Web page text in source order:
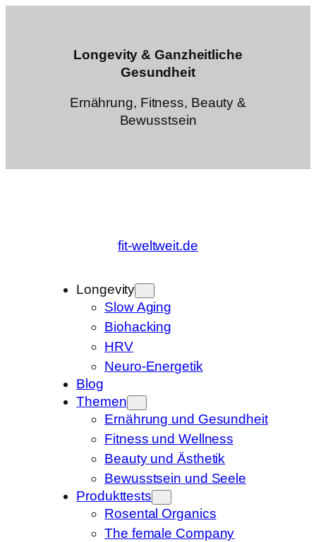
Longevity & Ganzheitliche
Gesundheit
Ernährung, Fitness, Beauty &
Bewusstsein
fit-weltweit.de
Longevity
Slow Aging
Biohacking
HRV
Neuro-Energetik
Blog
Themen
Ernährung und Gesundheit
Fitness und Wellness
Beauty und Ästhetik
Bewusstsein und Seele
Produkttests
Rosental Organics
The female Company